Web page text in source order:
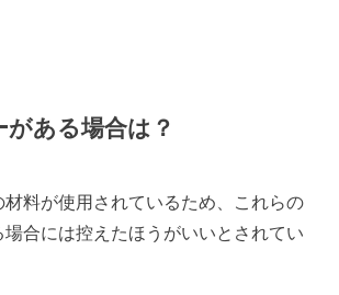
がある場合は？
料が使用されているため、これらの
合には控えたほうがいいとされてい